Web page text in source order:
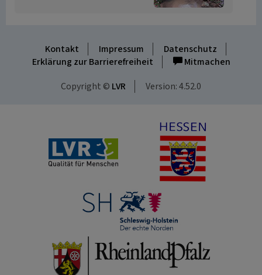
Kontakt Impressum
Datenschutz
Erklärung zur Barrierefreiheit
Mitmachen
Copyright © LVR Version: 4.52.0